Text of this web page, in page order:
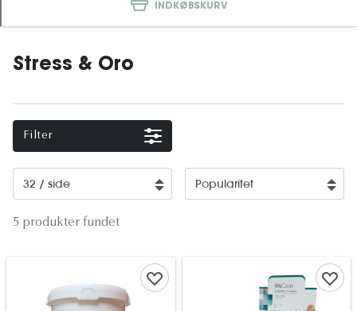
INDKØBSKURV
Stress & Oro
Filter
5 produkter fundet